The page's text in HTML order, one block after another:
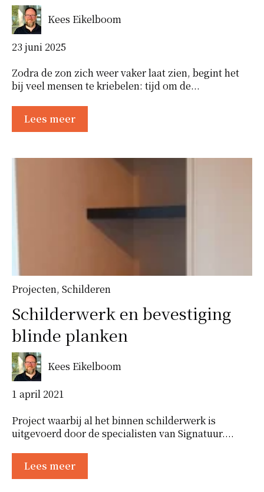
Kees Eikelboom
23 juni 2025
Zodra de zon zich weer vaker laat zien, begint het
bij veel mensen te kriebelen: tijd om de...
Lees meer
Projecten, Schilderen
Schilderwerk en bevestiging
blinde planken
Kees Eikelboom
1 april 2021
Project waarbij al het binnen schilderwerk is
uitgevoerd door de specialisten van Signatuur....
Lees meer